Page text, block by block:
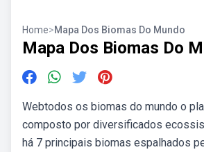
Home>Mapa Dos Biomas Do Mundo
Mapa Dos Biomas Do
Webtodos os biomas do mundo o
composto por diversificados
há 7 principais biomas espalhados